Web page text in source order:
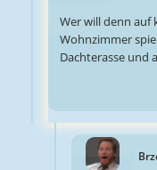
Wer will denn auf
Wohnzimmer
Dachterasse und